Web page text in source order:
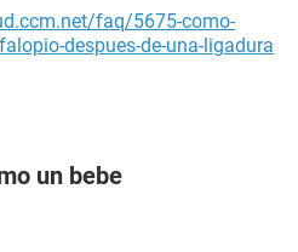
faq/5675-como-
despues-de-una-ligadura
un bebe